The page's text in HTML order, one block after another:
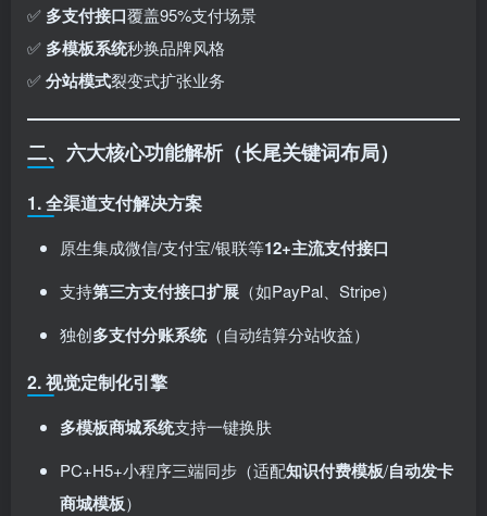
✅ ​ 多支付接口覆盖95%支付场景
✅ ​ 多模板系统秒换品牌风格
✅ ​分站模式裂变式扩张业务
二、六大核心功能解析（长尾关键词布局）
1. ​全渠道支付解决方案
原生集成微信/支付宝/银联等12+主流支付接口
支持第三方支付接口扩展 ​（如PayPal、Stripe）
独创多支付分账系统​（自动结算分站收益）
2. ​视觉定制化引擎
多模板商城系统支持一键换肤
PC+H5+小程序三端同步（适配知识付费模板/自动发卡
商城模板）